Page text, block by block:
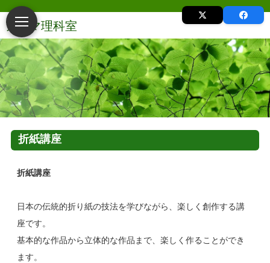
折紙講座
折紙講座
日本の伝統的折り紙の技法を学びながら、楽しく創作する講
座です。
基本的な作品から立体的な作品まで、楽しく作ることができ
ます。